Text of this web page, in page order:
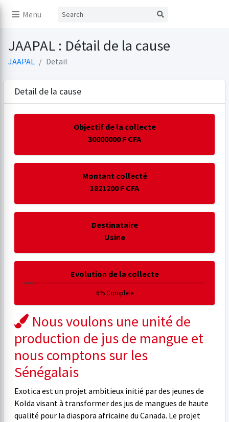
Menu
JAAPAL : Détail de la cause
JAAPAL Detail
Detail de la cause
Objectif de la collecte
30000000 F CFA
Montant collecté
1821200 F CFA
Destinataire
Usine
Evolution de la collecte
6% Complete
Nous voulons une unité de
production de jus de mangue et
nous comptons sur les
Sénégalais
Exotica est un projet ambitieux initié par des jeunes de
Kolda visant à transformer des jus de mangues de haute
qualité pour la diaspora africaine du Canada. Le projet